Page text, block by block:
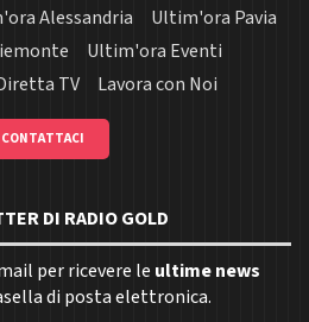
Alessandria
Ultim'ora Pavia
Ultim'ora Eventi
TV Lavora con Noi
CONTATTACI
DI RADIO GOLD
per ricevere le ultime news
di posta elettronica.